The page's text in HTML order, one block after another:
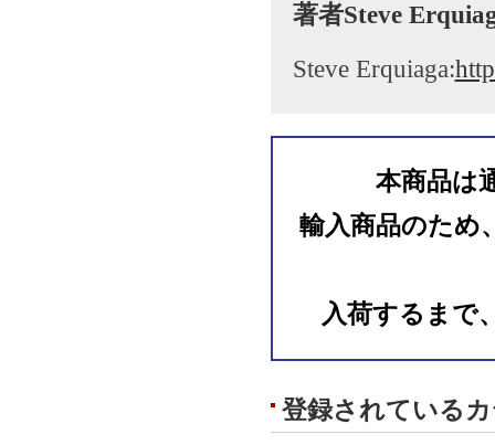
著者Steve
Steve Erquiaga:
本商品は
輸入商品のため
入荷するまで
登録されている